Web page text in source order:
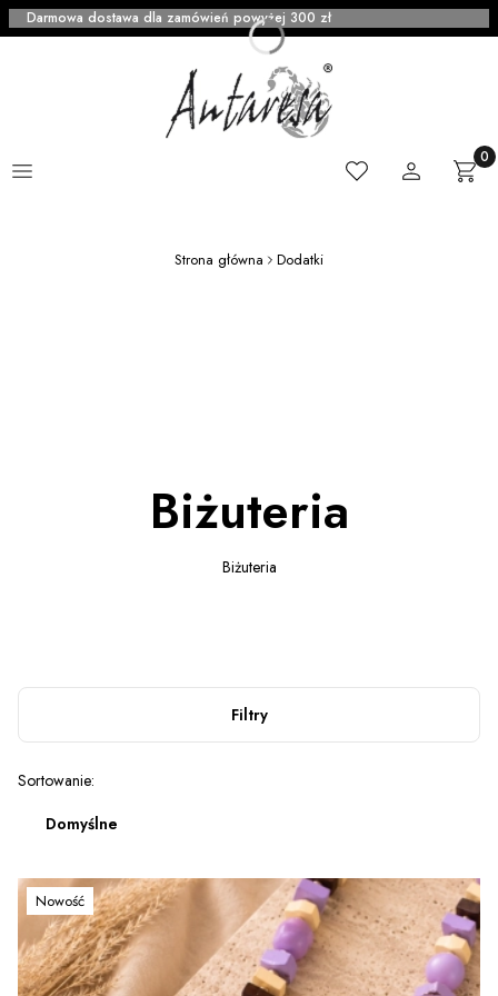
Darmowa dostawa dla zamówień powyżej 300 zł
Menu UlubioneZaloguj się
Strona główna Dodatki
Biżuteria
Biżuteria
Filtry
Lista produktów
Sortowanie:
Domyślne
Nowość